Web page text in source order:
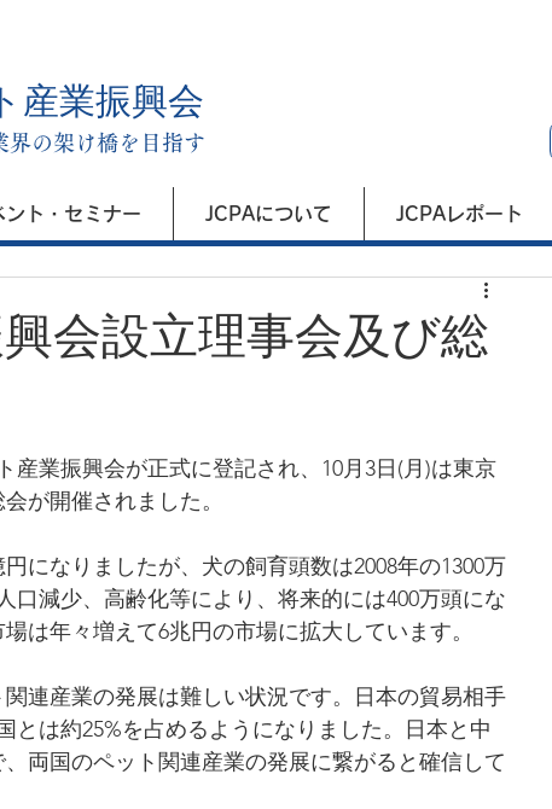
産業振興会
界の架け橋を目指す
ント・セミナー JCPAについて JCPAレポート
会設立理事会及び総
産業振興会が正式に登記され、10月3日(月)は東京
が開催されました。
になりましたが、犬の飼育頭数は2008年の1300万
口減少、高齢化等により、将来的には400万頭にな
は年々増えて6兆円の市場に拡大しています。
連産業の発展は難しい状況です。日本の貿易相手
とは約25%を占めるようになりました。日本と中
両国のペット関連産業の発展に繋がると確信して